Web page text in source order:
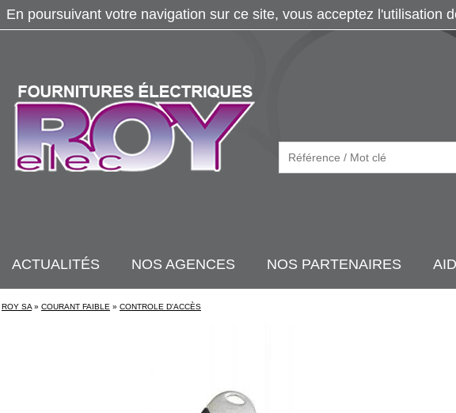
ACTUALITÉS NOS AGENCES NOS PARTENAIRES
ROY SA » COURANT FAIBLE » CONTROLE D'ACCÈS
En poursuivant votre navigation sur ce site, vous acceptez